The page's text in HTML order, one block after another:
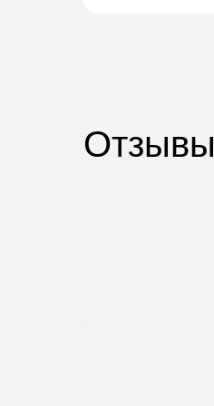
Отзывы